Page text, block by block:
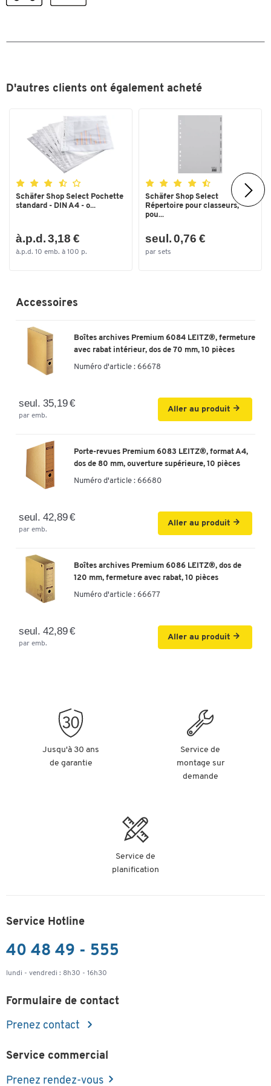
Dimensions
Largeur (mm)
D'autres clients ont également acheté
Schäfer Shop Select Pochette
standard - DIN A4 - o...
à.p.d. 3,18 €
à.p.d. 10 emb. à 100 p.
Schäfer Shop Select
Répertoire pour classeurs,
pou...
seul. 0,76 €
par sets
Accessoires
Boîtes archives Premium 6084 LEITZ®, fermeture
avec rabat intérieur, dos de 70 mm, 10 pièces
Numéro d'article : 66678
seul. 35,19 €
par emb.
Aller au produit
Porte-revues Premium 6083 LEITZ®, format A4,
dos de 80 mm, ouverture supérieure, 10 pièces
Numéro d'article : 66680
seul. 42,89 €
par emb.
Aller au produit
Boîtes archives Premium 6086 LEITZ®, dos de
120 mm, fermeture avec rabat, 10 pièces
Numéro d'article : 66677
seul. 42,89 €
par emb.
Aller au produit
Jusqu'à 30 ans
de garantie
Service de
montage sur
demande
Service de
planification
Service Hotline
40 48 49 - 555
lundi - vendredi : 8h30 - 16h30
Formulaire de contact
Prenez contact
Service commercial
Prenez rendez-vous